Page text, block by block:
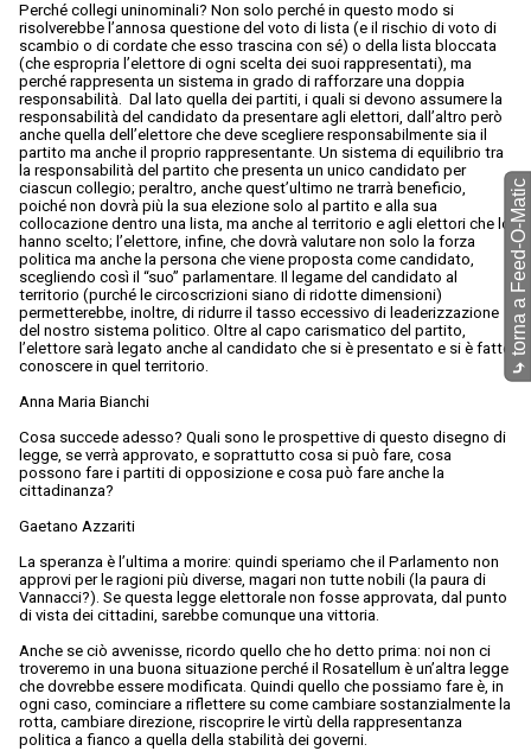
Perché collegi uninominali? Non solo perché in questo modo si
risolverebbe l’annosa questione del voto di lista (e il rischio di voto di
scambio o di cordate che esso trascina con sé) o della lista bloccata
(che espropria l’elettore di ogni scelta dei suoi rappresentati), ma
perché rappresenta un sistema in grado di rafforzare una doppia
responsabilità. Dal lato quella dei partiti, i quali si devono assumere la
responsabilità del candidato da presentare agli elettori, dall’altro però
anche quella dell’elettore che deve scegliere responsabilmente sia il
partito ma anche il proprio rappresentante. Un sistema di equilibrio tra
la responsabilità del partito che presenta un unico candidato per
ciascun collegio; peraltro, anche quest’ultimo ne trarrà beneficio,
poiché non dovrà più la sua elezione solo al partito e alla sua
collocazione dentro una lista, ma anche al territorio e agli elettori che lo
hanno scelto; l’elettore, infine, che dovrà valutare non solo la forza
politica ma anche la persona che viene proposta come candidato,
scegliendo così il “suo” parlamentare. Il legame del candidato al
territorio (purché le circoscrizioni siano di ridotte dimensioni)
permetterebbe, inoltre, di ridurre il tasso eccessivo di leaderizzazione
del nostro sistema politico. Oltre al capo carismatico del partito,
l’elettore sarà legato anche al candidato che si è presentato e si è fatto
conoscere in quel territorio.
Anna Maria Bianchi
Cosa succede adesso? Quali sono le prospettive di questo disegno di
legge, se verrà approvato, e soprattutto cosa si può fare, cosa
possono fare i partiti di opposizione e cosa può fare anche la
cittadinanza?
Gaetano Azzariti
La speranza è l’ultima a morire: quindi speriamo che il Parlamento non
approvi per le ragioni più diverse, magari non tutte nobili (la paura di
Vannacci?). Se questa legge elettorale non fosse approvata, dal punto
di vista dei cittadini, sarebbe comunque una vittoria.
Anche se ciò avvenisse, ricordo quello che ho detto prima: noi non ci
troveremo in una buona situazione perché il Rosatellum è un’altra legge
che dovrebbe essere modificata. Quindi quello che possiamo fare è, in
ogni caso, cominciare a riflettere su come cambiare sostanzialmente la
rotta, cambiare direzione, riscoprire le virtù della rappresentanza
politica a fianco a quella della stabilità dei governi.
⤷
torna a Feed-O-Matic